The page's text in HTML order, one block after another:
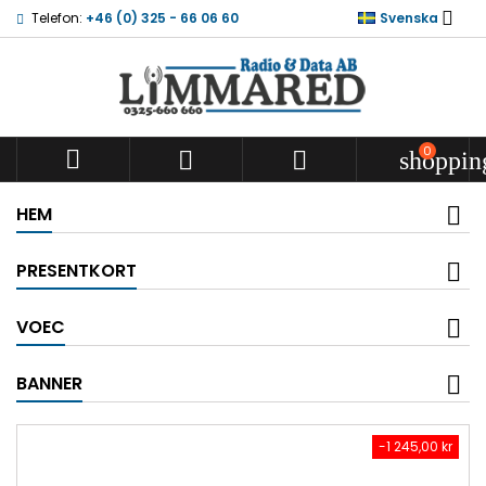
Telefon: +46 (0) 325 - 66 06 60 Svenska 
   0
HEM
PRESENTKORT
VOEC
BANNER
-1 245,00 kr